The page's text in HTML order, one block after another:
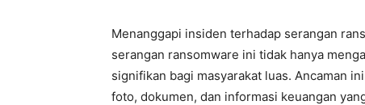
Menanggapi insiden terhadap serangan
serangan ransomware ini tidak hanya
signifikan bagi masyarakat luas. Ancaman
foto, dokumen, dan informasi keuangan